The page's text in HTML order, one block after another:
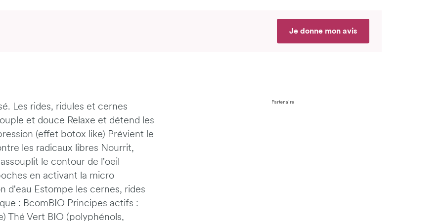
Je donne mon avis
Partenaire
Les rides, ridules et cernes
et douce Relaxe et détend les
(effet botox like) Prévient le
les radicaux libres Nourrit,
le contour de l'oeil
en activant la micro
d'eau Estompe les cernes, rides
: BcomBIO Principes actifs :
Thé Vert BIO (polyphénols,